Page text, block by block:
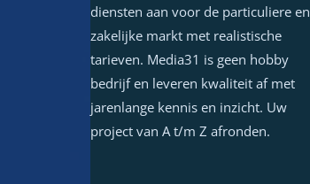
diensten aan voor de particuliere en
zakelijke markt met realistische
tarieven. Media31 is geen hobby
bedrijf en leveren kwaliteit af met
jarenlange kennis en inzicht. Uw
project van A t/m Z afronden.